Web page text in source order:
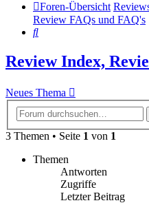
Foren-Übersicht
Review FAQs und FAQ's
Suche
Review Index,
Neues Thema
3 Themen • Seite 1 von 1
Themen
Antworten
Zugriffe
Letzter Beitrag